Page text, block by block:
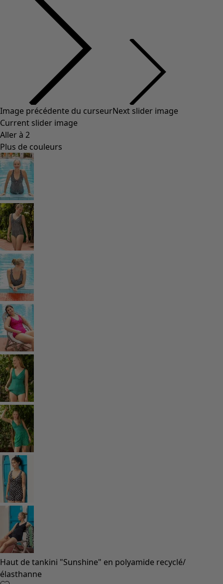
Styles de vétements
Robes de style hippie
Grandes Tailles
Vêtements hippies
Une mode scandinave
Superpositions
À rayures
Des carreaux à foison
À pois
Vêtements bio
Un design suédois
Robes en jersey
Vêtements bohèmes
Des vêtements pour les soirées fraîches
Vêtements à motif
Coton
Coton biologique
Maillots de bain et vêtements de plage
Vêtements de fête
Collections
Dans l'univers du kimono
Monsoon
Étendues champêtres
Coimbatore
Les classiques de Gudrun
Des tournesols pour le HCR